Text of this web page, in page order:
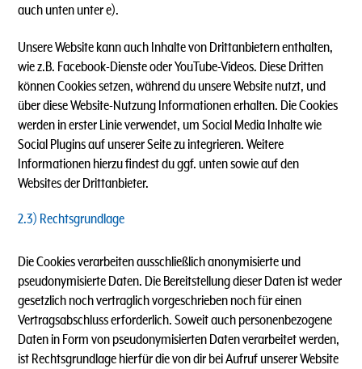
auch unten unter e).
Unsere Website kann auch Inhalte von Drittanbietern enthalten,
wie z.B. Facebook-Dienste oder YouTube-Videos. Diese Dritten
können Cookies setzen, während du unsere Website nutzt, und
über diese Website-Nutzung Informationen erhalten. Die Cookies
werden in erster Linie verwendet, um Social Media Inhalte wie
Social Plugins auf unserer Seite zu integrieren. Weitere
Informationen hierzu findest du ggf. unten sowie auf den
Websites der Drittanbieter.
2.3) Rechtsgrundlage
Die Cookies verarbeiten ausschließlich anonymisierte und
pseudonymisierte Daten. Die Bereitstellung dieser Daten ist weder
gesetzlich noch vertraglich vorgeschrieben noch für einen
Vertragsabschluss erforderlich. Soweit auch personenbezogene
Daten in Form von pseudonymisierten Daten verarbeitet werden,
ist Rechtsgrundlage hierfür die von dir bei Aufruf unserer Website